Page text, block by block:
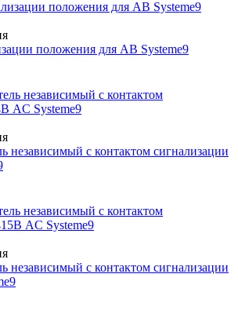
положения для АВ Systeme9
независимый с контактом сигнализации
независимый с контактом сигнализации